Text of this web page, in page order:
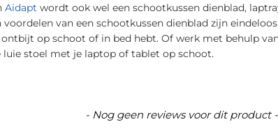
Aidapt wordt ook wel een schootkussen dienblad,
van een schootkussen dienblad zijn
op schoot of in bed hebt. Of werk met behulp
stoel met je laptop of tablet op schoot.
- Nog geen reviews voor dit product -